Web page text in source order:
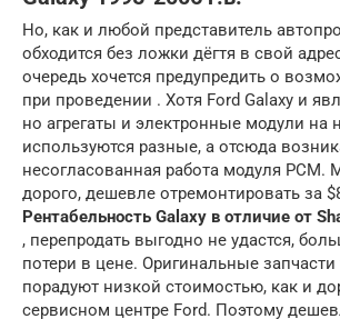
Но, как и любой представитель
обходится без ложки дёгтя в свой
очередь хочется предупредить о
при проведении . Хотя Ford Galaxy и
но агрегаты и электронные модули на
используются разные, а отсюда
несогласованная работа модуля РСМ.
дорого, дешевле отремонтировать за
Рентабельность Galaxy в отличие от
, перепродать выгодно не удастся,
потери в цене. Оригинальные
порадуют низкой стоимостью, как и
сервисном центре Ford. Поэтому